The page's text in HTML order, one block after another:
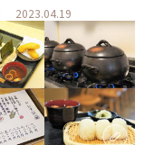
2023.04.19